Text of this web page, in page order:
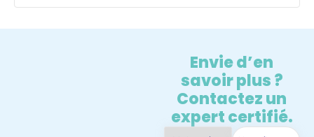
Envie d’en
savoir plus ?
Contactez un
expert certifié.